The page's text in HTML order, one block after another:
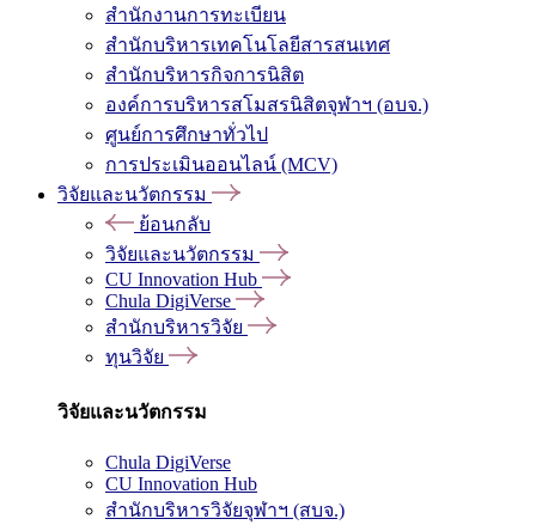
สำนักงานการทะเบียน
สำนักบริหารเทคโนโลยีสารสนเทศ
สำนักบริหารกิจการนิสิต
องค์การบริหารสโมสรนิสิตจุฬาฯ (อบจ.)
ศูนย์การศึกษาทั่วไป
การประเมินออนไลน์ (MCV)
วิจัยและนวัตกรรม
ย้อนกลับ
วิจัยและนวัตกรรม
CU Innovation Hub
Chula DigiVerse
สำนักบริหารวิจัย
ทุนวิจัย
วิจัยและนวัตกรรม
Chula DigiVerse
CU Innovation Hub
สำนักบริหารวิจัยจุฬาฯ (สบจ.)